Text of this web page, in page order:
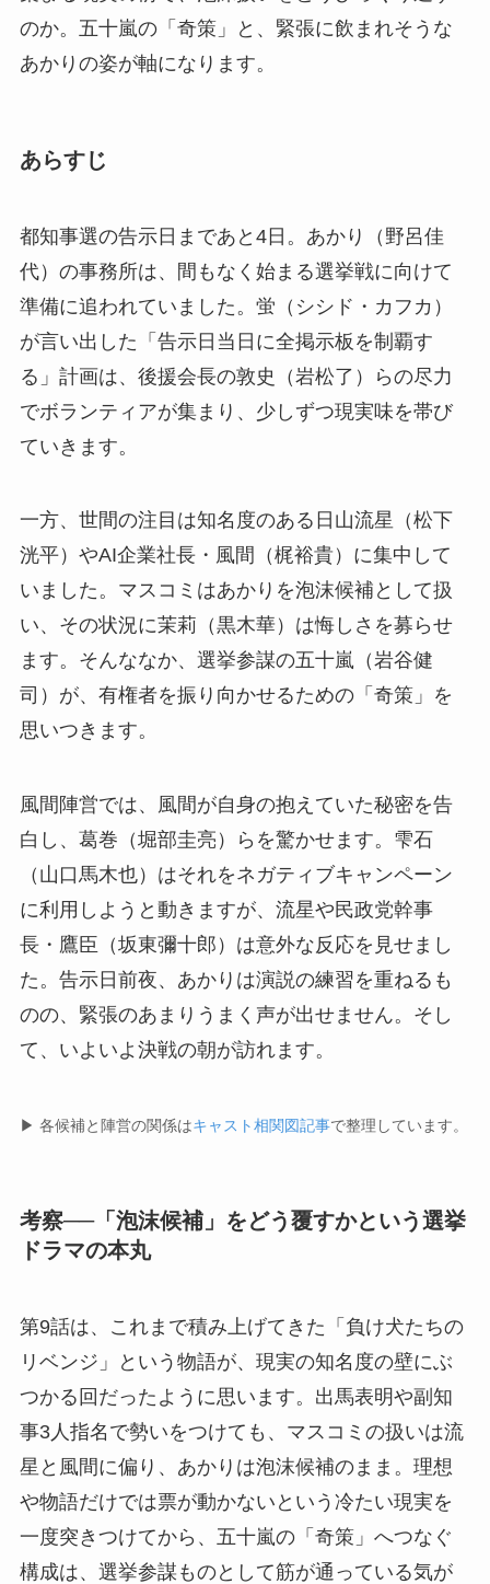
のか。五十嵐の「奇策」と、緊張に飲まれそうな
あかりの姿が軸になります。
あらすじ
都知事選の告示日まであと4日。あかり（野呂佳
代）の事務所は、間もなく始まる選挙戦に向けて
準備に追われていました。蛍（シシド・カフカ）
が言い出した「告示日当日に全掲示板を制覇す
る」計画は、後援会長の敦史（岩松了）らの尽力
でボランティアが集まり、少しずつ現実味を帯び
ていきます。
一方、世間の注目は知名度のある日山流星（松下
洸平）やAI企業社長・風間（梶裕貴）に集中して
いました。マスコミはあかりを泡沫候補として扱
い、その状況に茉莉（黒木華）は悔しさを募らせ
ます。そんななか、選挙参謀の五十嵐（岩谷健
司）が、有権者を振り向かせるための「奇策」を
思いつきます。
風間陣営では、風間が自身の抱えていた秘密を告
白し、葛巻（堀部圭亮）らを驚かせます。雫石
（山口馬木也）はそれをネガティブキャンペーン
に利用しようと動きますが、流星や民政党幹事
長・鷹臣（坂東彌十郎）は意外な反応を見せまし
た。告示日前夜、あかりは演説の練習を重ねるも
のの、緊張のあまりうまく声が出せません。そし
て、いよいよ決戦の朝が訪れます。
▶ 各候補と陣営の関係はキャスト相関図記事で整理しています。
考察──「泡沫候補」をどう覆すかという選挙
ドラマの本丸
第9話は、これまで積み上げてきた「負け犬たちの
リベンジ」という物語が、現実の知名度の壁にぶ
つかる回だったように思います。出馬表明や副知
事3人指名で勢いをつけても、マスコミの扱いは流
星と風間に偏り、あかりは泡沫候補のまま。理想
や物語だけでは票が動かないという冷たい現実を
一度突きつけてから、五十嵐の「奇策」へつなぐ
構成は、選挙参謀ものとして筋が通っている気が